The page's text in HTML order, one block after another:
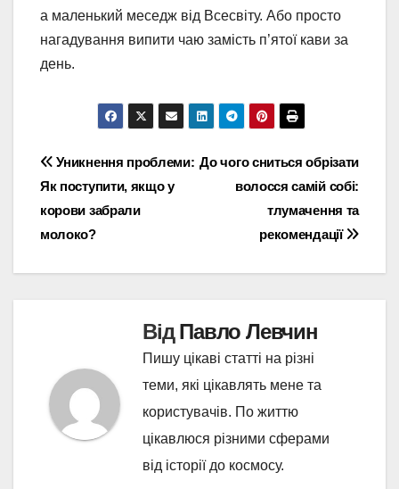
а маленький меседж від Всесвіту. Або просто
нагадування випити чаю замість п’ятої кави за
день.
Навігація
записів
До чого сниться обрізати
волосся самій собі:
тлумачення та
рекомендації
Уникнення проблеми:
Як поступити, якщо у
корови забрали
молоко?
ВідПавло Левчин
Пишу цікаві статті на різні
теми, які цікавлять мене та
користувачів. По життю
цікавлюся різними сферами
від історії до космосу.